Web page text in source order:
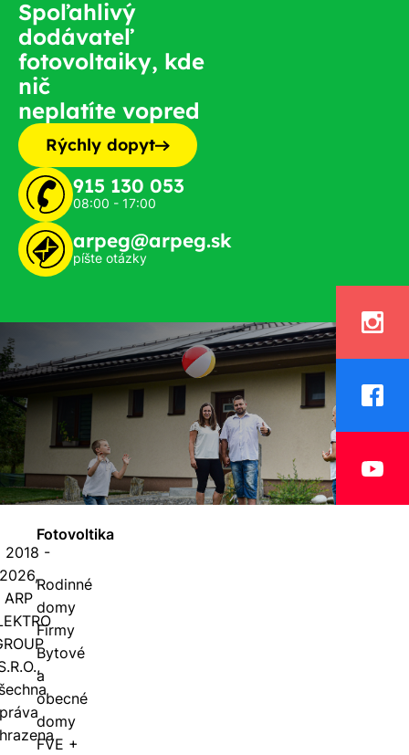
Spoľahlivý
dodávateľ
fotovoltaiky, kde
nič
neplatíte vopred
Rýchly dopyt
915 130 053
08:00 - 17:00
arpeg@arpeg.sk
píšte otázky
Fotovoltika
Rodinné
domy
Firmy
Bytové
a
obecné
domy
FVE +
-
ARP